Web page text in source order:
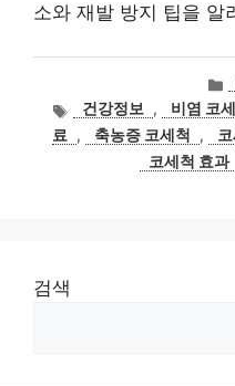
소와 재발 방지 팁을 알
태건강정보 , 비염 코
료
, 축농증 코세척 ,
코세척 효과
검색